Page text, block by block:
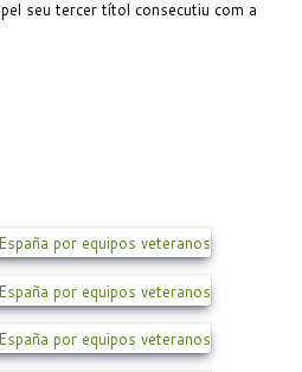
pel seu tercer títol consecutiu com a